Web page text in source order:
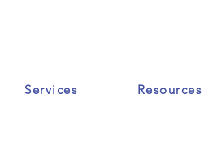
Ressources
Services Resources